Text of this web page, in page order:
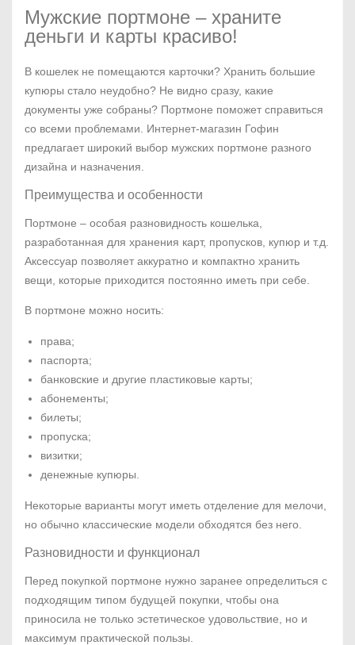
Мужские портмоне – храните
деньги и карты красиво!
В кошелек не помещаются карточки? Хранить большие
купюры стало неудобно? Не видно сразу, какие
документы уже собраны? Портмоне поможет справиться
со всеми проблемами. Интернет-магазин Гофин
предлагает широкий выбор мужских портмоне разного
дизайна и назначения.
Преимущества и особенности
Портмоне – особая разновидность кошелька,
разработанная для хранения карт, пропусков, купюр и т.д.
Аксессуар позволяет аккуратно и компактно хранить
вещи, которые приходится постоянно иметь при себе.
В портмоне можно носить:
права;
паспорта;
банковские и другие пластиковые карты;
абонементы;
билеты;
пропуска;
визитки;
денежные купюры.
Некоторые варианты могут иметь отделение для мелочи,
но обычно классические модели обходятся без него.
Разновидности и функционал
Перед покупкой портмоне нужно заранее определиться с
подходящим типом будущей покупки, чтобы она
приносила не только эстетическое удовольствие, но и
максимум практической пользы.